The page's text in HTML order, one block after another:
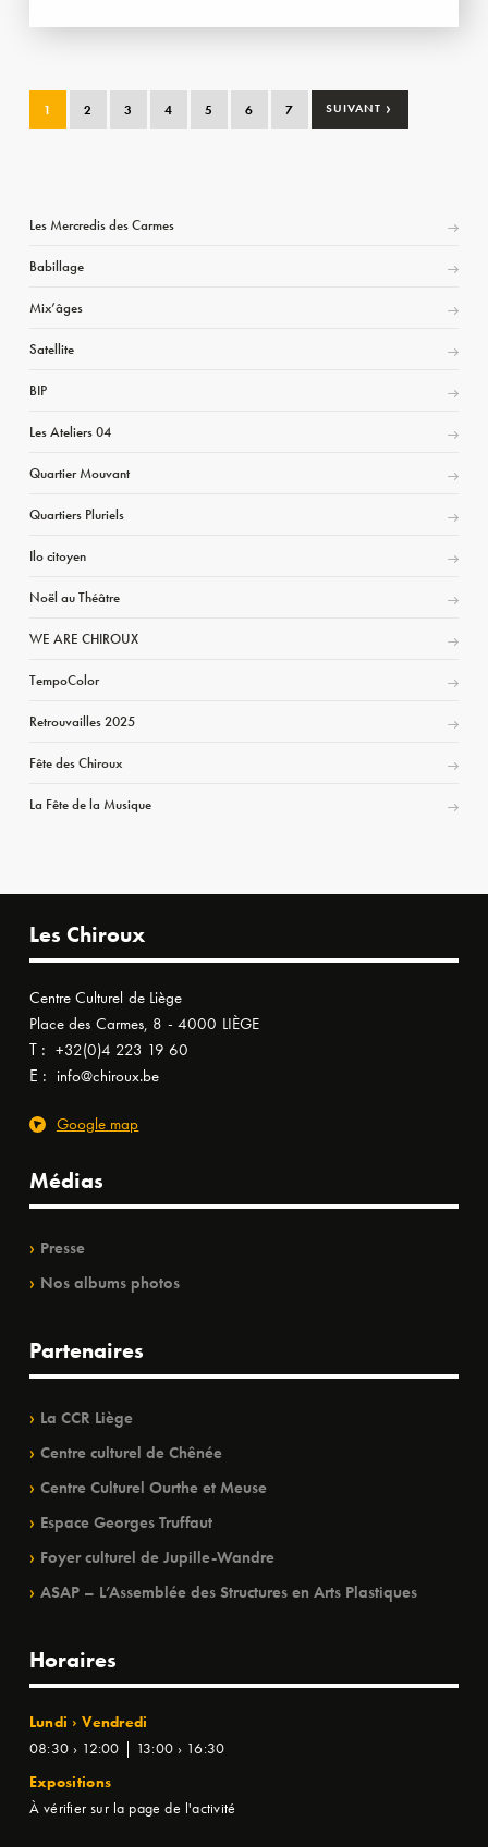
1 2 3 4 5 6 7 SUIVANT ›
Les Mercredis des Carmes
Babillage
Mix’âges
Satellite
BIP
Les Ateliers 04
Quartier Mouvant
Quartiers Pluriels
Ilo citoyen
Noël au Théâtre
WE ARE CHIROUX
TempoColor
Retrouvailles 2025
Fête des Chiroux
La Fête de la Musique
Les Chiroux
Centre Culturel de Liège
Place des Carmes, 8 - 4000 LIÈGE
T : +32(0)4 223 19 60
E : info@chiroux.be
Google map
Médias
Presse
Nos albums photos
Partenaires
La CCR Liège
Centre culturel de Chênée
Centre Culturel Ourthe et Meuse
Espace Georges Truffaut
Foyer culturel de Jupille-Wandre
ASAP – L’Assemblée des Structures en Arts Plastiques
Horaires
Lundi › Vendredi
08:30 › 12:00 | 13:00 › 16:30
Expositions
À vérifier sur la page de l'activité